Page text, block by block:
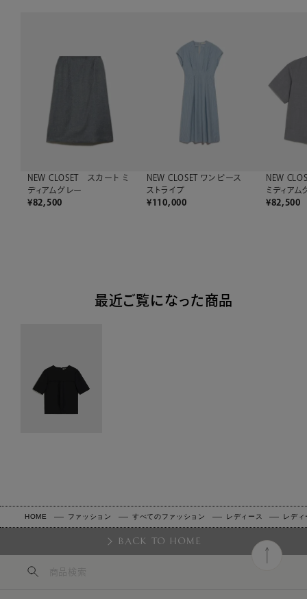
NEW CLOSET スカート ミ
ディアムグレー
¥82,500
NEW CLOSET ワンピース
ストライプ
¥110,000
NEW
ミディアム
¥82,500
最近ご覧になった商品
HOME ファッション すべてのファッション レディース レディ
BACK TO HOME